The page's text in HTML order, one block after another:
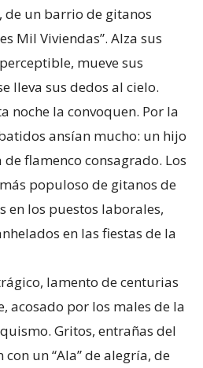
un barrio de gitanos
Mil Viviendas”. Alza sus
mueve sus
lleva sus dedos al cielo.
noche la convoquen. Por la
ansían mucho: un hijo
flamenco consagrado. Los
populoso de gitanos de
en los puestos laborales,
en las fiestas de la
lamento de centurias
acosado por los males de la
Gritos, entrañas del
un “Ala” de alegría, de